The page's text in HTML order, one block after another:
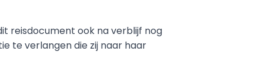
reisdocument ook na verblijf nog
te verlangen die zij naar haar